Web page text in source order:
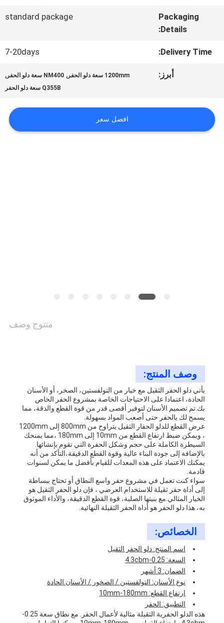
مراقبة
الجودة
اطلب
Packaging
Details:
standard package
Delivery Time:
7-20days
أبرز: 1200mm سعة دلو الحفر , NM400 سعة دلو الحفر ,
Q355B سعة دلو الحفر
افضل سعر
منتوج وصف
وصف المنتج:
يأتي دلو الحفر الثقيل مع خيار من التولفستين، الصخر، أو الأسنان
الحادة، اعتمادا على الاحتياجات الخاصة بمشروع الحفر الخاص
بك.تم تصميم الأسنان لتوفير أقصى قدر من قوة القطع والدقة، مما
يسمح لك بالحفر حتى أصعب المواد بسهولة.
عرض القطع للدلو الحفار الثقيل يتراوح من 800mm إلى 1200mm
، ويمكن ضبط ارتفاع القطع من 10mm إلى 180mm ،مما يمنحك
السيطرة الكاملة على حجم وشكل الحفرة التي تقوم بإنشائها.
بالإضافة إلى جودة البناء عالية وقوة القطع الدقيقة،التأكد من أنه
يمكنك الاعتماد على هذه المعدات للقيام بأفضل ما يمكن لسنوات
قادمة.
سواء كنت تعمل في مشروع حفر واسع النطاق أو تحتاج ببساطة
إلى أداة حفر ثقيلة للاستخدام العرضي ، فإن دلو الحفر الثقيل هو
الخيار المثالي.مع بنيتها الصلبة، قوة القطع الدقيقة، والأداء الموثوق
به، هذا دلو الحفر هو أداة الحفر الثقيلة النهائية.
الخصائص:
اسم المنتج: دلو الحفر الثقيل
السعة: 0.25-4.3cbm
الضمان: 3 أشهر
نوع الأسنان: التولفستين / الصخور / الأسنان الحادة
ارتفاع القطع: 10mm-180mm
التطبيق: الحفر
هذه الدلو الحفرية الثقيلة مثالية لأعمال الحفر. مع نطاق سعة 0.25-